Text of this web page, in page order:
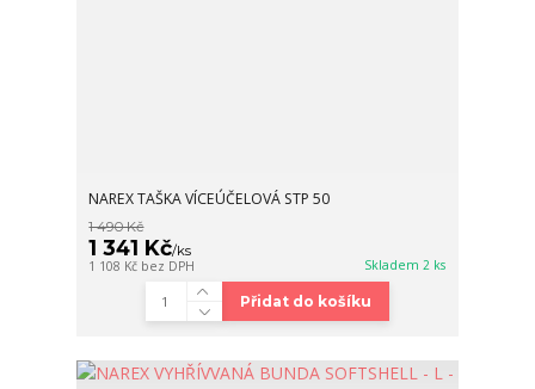
NAREX TAŠKA VÍCEÚČELOVÁ STP 50
1 490 Kč
1 341 Kč/ks
1 108 Kč bez DPH Skladem 2 ks
Přidat do košíku